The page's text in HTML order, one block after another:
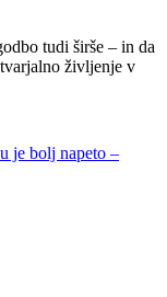
tudi širše – in da
življenje v
je bolj napeto –